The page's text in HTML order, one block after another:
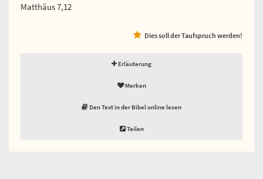
Matthäus 7,12
Dies soll der Taufspruch werden!
Erläuterung
Merken
Den Text in der Bibel online lesen
Teilen